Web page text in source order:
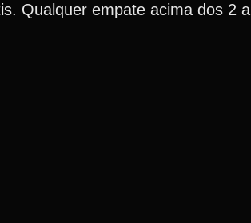
Qualquer empate acima dos 2 a